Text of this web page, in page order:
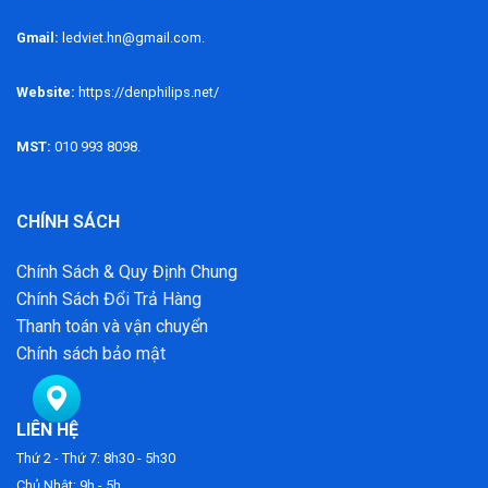
Gmail: ledviet.hn@gmail.com.
Website: https://denphilips.net/
MST: 010 993 8098.
CHÍNH SÁCH
Chính Sách & Quy Định Chung
Chính Sách Đổi Trả Hàng
Thanh toán và vận chuyển
Chính sách bảo mật
LIÊN HỆ
Thứ 2 - Thứ 7: 8h30 - 5h30